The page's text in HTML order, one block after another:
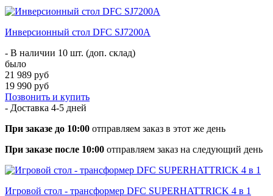
Инверсионный стол DFC SJ7200A
- В наличии 10 шт. (доп. склад)
было
21 989 руб
19 990 руб
Позвонить и купить
- Доставка 4-5 дней
При заказе до 10:00 отправляем заказ в этот же день
При заказе после 10:00 отправляем заказ на следующий день
Игровой стол - трансформер DFC SUPERHATTRICK 4 в 1